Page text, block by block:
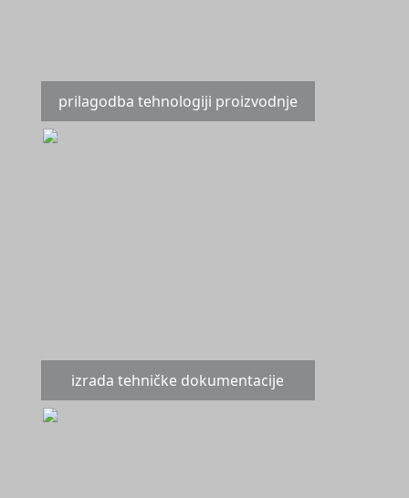
prilagodba tehnologiji proizvodnje
izrada tehničke dokumentacije